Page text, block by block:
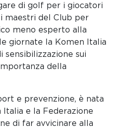
di golf per i giocatori
maestri del Club per
meno esperto alla
giornate la Komen Italia
sensibilizzazione sui
della
e prevenzione, è nata
e la Federazione
di far avvicinare alla